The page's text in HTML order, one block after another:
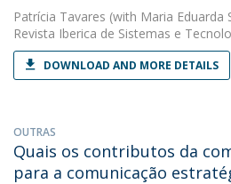
Patrícia Tavares (with Maria Eduarda
Revista Iberica de Sistemas e
DOWNLOAD AND MORE DETAILS
OUTRAS
Quais os contributos da
para a comunicação